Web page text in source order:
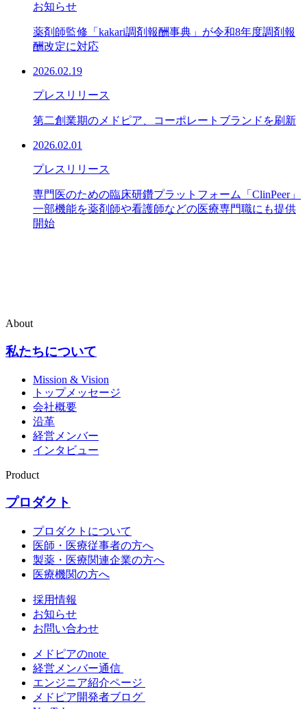
お知らせ
薬剤師監修「kakari調剤報酬事典」が令和8年度調剤報
酬改定に対応
2026.02.19
プレスリリース
第二創業期のメドピア、コーポレートブランドを刷新
2026.02.01
プレスリリース
専門医のための臨床研鑽プラットフォーム「ClinPeer」
一部機能を薬剤師や看護師などの医療専門職にも提供
開始
About
私たちについて
Mission & Vision
トップメッセージ
会社概要
沿革
経営メンバー
インタビュー
Product
プロダクト
プロダクトについて
医師・医療従事者の方へ
製薬・医療関連企業の方へ
医療機関の方へ
採用情報
お知らせ
お問い合わせ
メドピアのnote
経営メンバー通信
エンジニア紹介ページ
メドピア開発者ブログ